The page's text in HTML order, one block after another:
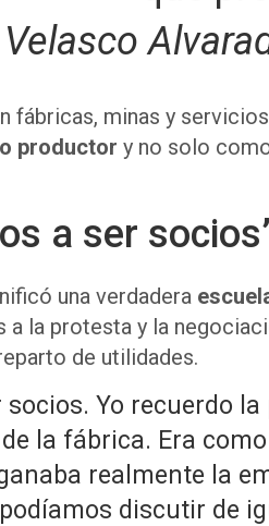
fábricas, minas y
productor y no solo
a ser
una verdadera
la protesta y la
de utilidades.
Yo recuerdo
la fábrica. Era
realmente la
discutir de